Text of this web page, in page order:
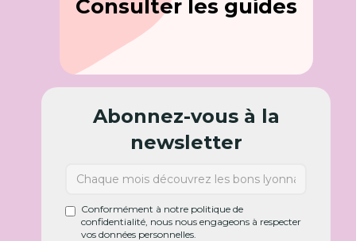
Consulter les guides
Abonnez-vous à la
newsletter
Conformément à notre politique de
confidentialité, nous nous engageons à respecter
vos données personnelles.